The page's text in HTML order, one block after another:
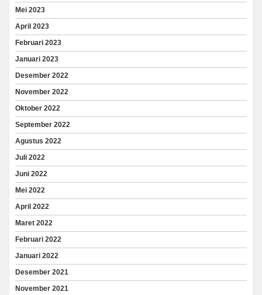
Mei 2023
April 2023
Februari 2023
Januari 2023
Desember 2022
November 2022
Oktober 2022
September 2022
Agustus 2022
Juli 2022
Juni 2022
Mei 2022
April 2022
Maret 2022
Februari 2022
Januari 2022
Desember 2021
November 2021